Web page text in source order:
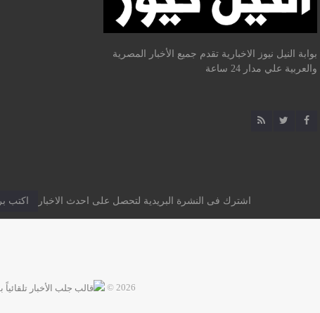
بوابة النيل نيوز الاخبارية تقدم جميع الأخبار المصرية
والعربية علي مدار 24 ساعة
اشترك فى النشرة البريدية لتحصل على احدث الاخبار
2026 ©